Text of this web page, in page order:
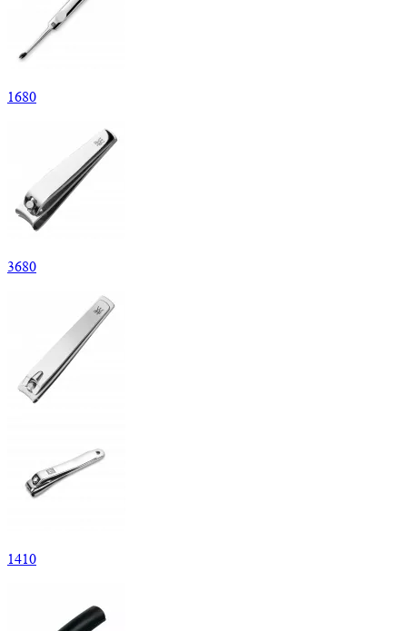
1680
3680
1410